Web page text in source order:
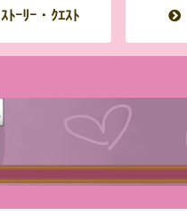
ｽﾄｰﾘｰ・ｸｴｽﾄ